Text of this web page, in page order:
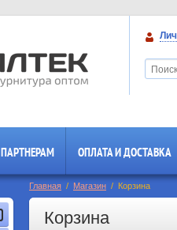
ПАРТНЕРАМ ОПЛАТА И ДОСТАВКА
Главная
  /
Магазин
  /  Корзина
Корзина